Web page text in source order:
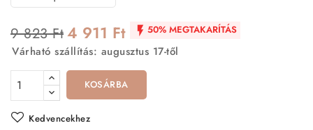
9 823 Ft4 911 Ft  50% MEGTAKARÍTÁS
Várható szállítás: augusztus 17-től
KOSÁRBA
Kedvencekhez